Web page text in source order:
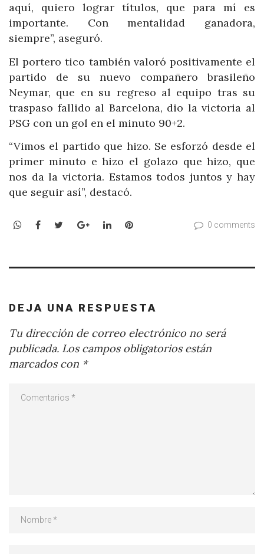
aquí, quiero lograr títulos, que para mí es
importante. Con mentalidad ganadora,
siempre”, aseguró.
El portero tico también valoró positivamente el
partido de su nuevo compañero brasileño
Neymar, que en su regreso al equipo tras su
traspaso fallido al Barcelona, dio la victoria al
PSG con un gol en el minuto 90+2.
“Vimos el partido que hizo. Se esforzó desde el
primer minuto e hizo el golazo que hizo, que
nos da la victoria. Estamos todos juntos y hay
que seguir así”, destacó.
WhatsApp
Facebook
TwitterGoogle+LinkedInPinterest 0 comments
DEJA UNA RESPUESTA
Tu dirección de correo electrónico no será
publicada. Los campos obligatorios están
marcados con *